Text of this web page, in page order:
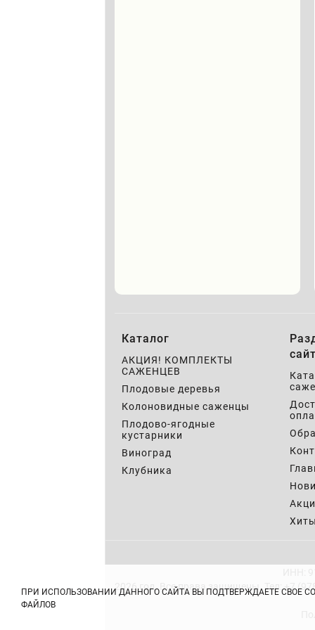
Каталог
АКЦИЯ! КОМПЛЕКТЫ
САЖЕНЦЕВ
Плодовые деревья
Колоновидные саженцы
Плодово-ягодные
кустарники
Виноград
Клубника
2026 год. Все права защищены. Тел: +7
ПРИ ИСПОЛЬЗОВАНИИ ДАННОГО САЙТА ВЫ ПОДТВЕРЖДАЕТЕ СВОЕ
ФАЙЛОВ